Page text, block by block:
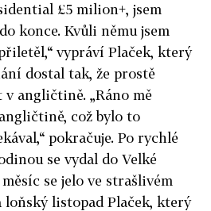
£5 milion+, jsem
konce. Kvůli němu jsem
vypráví Plaček, který
dostal tak, že prostě
angličtině. „Ráno mě
což bylo to
pokračuje. Po rychlé
se vydal do Velké
se jelo ve strašlivém
loňský listopad Plaček, který